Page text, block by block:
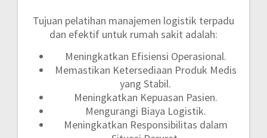
Tujuan pelatihan manajemen logistik terpadu
dan efektif untuk rumah sakit adalah:
Meningkatkan Efisiensi Operasional.
Memastikan Ketersediaan Produk Medis
yang Stabil.
Meningkatkan Kepuasan Pasien.
Mengurangi Biaya Logistik.
Meningkatkan Responsibilitas dalam